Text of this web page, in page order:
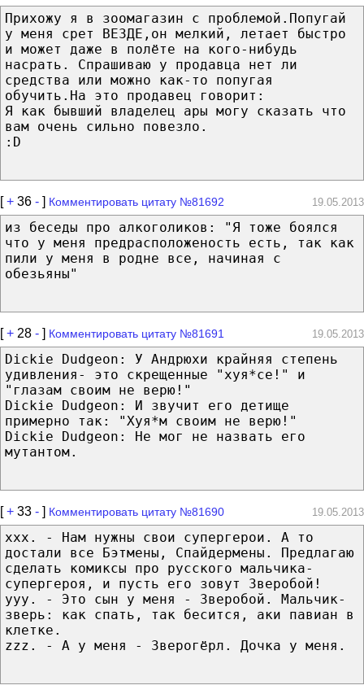
Прихожу я в зоомагазин с проблемой.Попугай
у меня срет ВЕЗДЕ,он мелкий, летает быстро
и может даже в полёте на кого-нибудь
насрать. Спрашиваю у продавца нет ли
средства или можно как-то попугая
обучить.На это продавец говорит:
Я как бывший владелец ары могу сказать что
вам очень сильно повезло.
:D
[+ 36 - ] Комментировать цитату №81692 19.05.2013
из беседы про алкоголиков: "Я тоже боялся
что у меня предрасположеность есть, так как
пили у меня в родне все, начиная с
обезьяны"
[+ 28 - ] Комментировать цитату №81691 19.05.2013
Dickie Dudgeon: У Андрюхи крайняя степень
удивления- это скрещенные "хуя*се!" и
"глазам своим не верю!"
Dickie Dudgeon: И звучит его детище
примерно так: "Хуя*м своим не верю!"
Dickie Dudgeon: Не мог не назвать его
мутантом.
[+ 33 - ] Комментировать цитату №81690 19.05.2013
ххх. - Нам нужны свои супергерои. А то
достали все Бэтмены, Спайдермены. Предлагаю
сделать комиксы про русского мальчика-
супергероя, и пусть его зовут Зверобой!
ууу. - Это сын у меня - Зверобой. Мальчик-
зверь: как спать, так бесится, аки павиан в
клетке.
zzz. - А у меня - Зверогёрл. Дочка у меня.